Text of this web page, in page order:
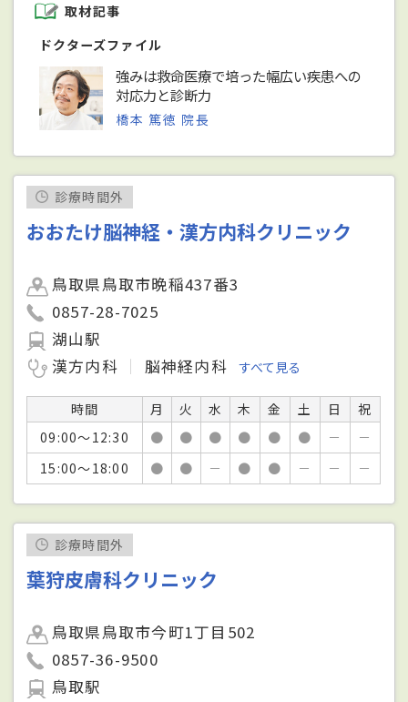
取材記事
ドクターズファイル
強みは救命医療で培った幅広い疾患への
対応力と診断力
橋本 篤徳 院長
診療時間外
おおたけ脳神経・漢方内科クリニック
鳥取県鳥取市晩稲437番3
0857-28-7025
湖山駅
漢方内科
脳神経内科 すべて見る
時間 月 火 水 木 金 土 日
祝
09:00～12:30
● ● ● ● ● ● －
－
15:00～18:00
● ● － ● ● － － －
診療時間外
葉狩皮膚科クリニック
鳥取県鳥取市今町1丁目502
0857-36-9500
鳥取駅